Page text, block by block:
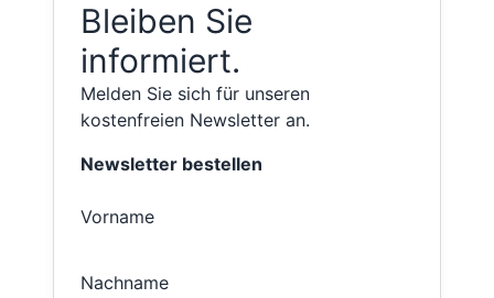
Bleiben Sie
informiert.
Melden Sie sich für unseren
kostenfreien Newsletter an.